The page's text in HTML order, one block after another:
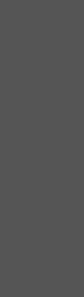
tesisatçılar
açmak için yüksek
Ayrıca,
temizlenmesi ve
:
bir seçenektir.
azaltarak, ev
robotla tıkanıklık
Ev sahipleri için
bile açabilirler.
şekilde
profesyonel
Pimaş
Pimaş
Pimaş
Pimaş
Evde Pimaş
Pimaş